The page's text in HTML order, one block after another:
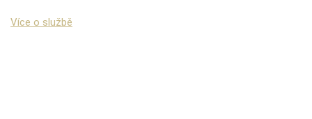
Více o službě